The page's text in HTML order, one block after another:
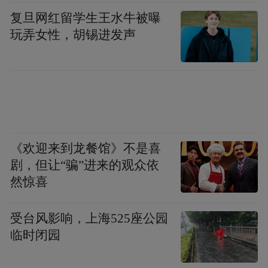
复旦网红留学生王水牛被曝
玩弄女性，胡锡进发声
《欢迎来到龙餐馆》不是喜
剧，但让“骗”进来的观众依
然惊喜
受台风影响，上海525座公园
临时闭园